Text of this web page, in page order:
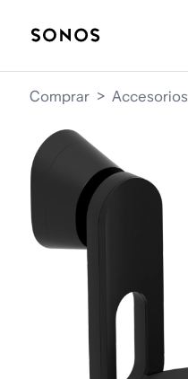
Comprar > Accesorios